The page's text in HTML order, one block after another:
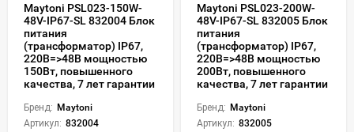
Maytoni PSL023-150W-
48V-IP67-SL 832004 Блок
питания
(трансформатор) IP67,
220В=>48В мощностью
150Вт, повышенного
качества, 7 лет гарантии
Бренд: Maytoni
Артикул: 832004
Maytoni PSL023-200W-
48V-IP67-SL 832005 Блок
питания
(трансформатор) IP67,
220В=>48В мощностью
200Вт, повышенного
качества, 7 лет гарантии
Бренд: Maytoni
Артикул: 832005